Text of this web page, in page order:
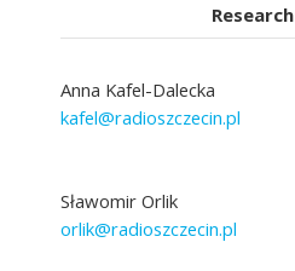
Research
Anna Kafel-Dalecka
kafel@radioszczecin.pl
Sławomir Orlik
orlik@radioszczecin.pl